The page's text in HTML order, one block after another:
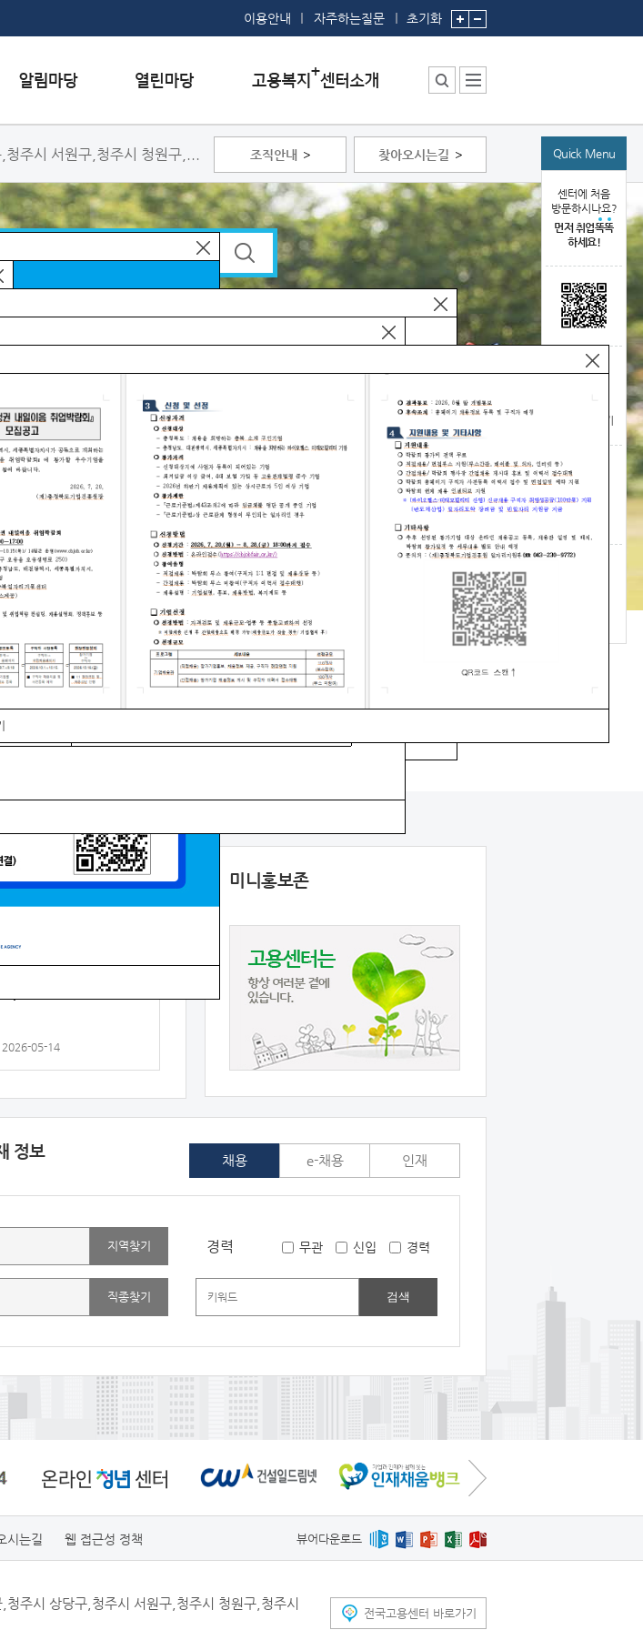
이용안내 자주하는질문 초기화
행사일정
공지사항
홍보/보도자료실
자주하는 질문
질문하기
칭찬하기
불친절 신고하기
센터소장 인사말
센터에서 하는 일
부서 및 직원소개
시설안내
시설예약
주시 서원구,청주시 청원구,... 조직안내 찾아오시는길 Quick Menu
센터에 처음
방문하시나요?
먼저 취업똑똑
하세요!
고용센터찾기
전자팩스
서민금융 복지지원팀 중장년내일센터 출장소운영안내
안내
고용유지지원금 제도 안
2026-05-14
센터소식 미니홍보존
정보 채용
지역찾기
직종찾기
경력 무관 신입 경력
검색
e-채용 인재
시는길 웹 접근성 정책 뷰어다운로드
주시 상당구,청주시 서원구,청주시 청원구,청주시
전국고용센터 바로가기